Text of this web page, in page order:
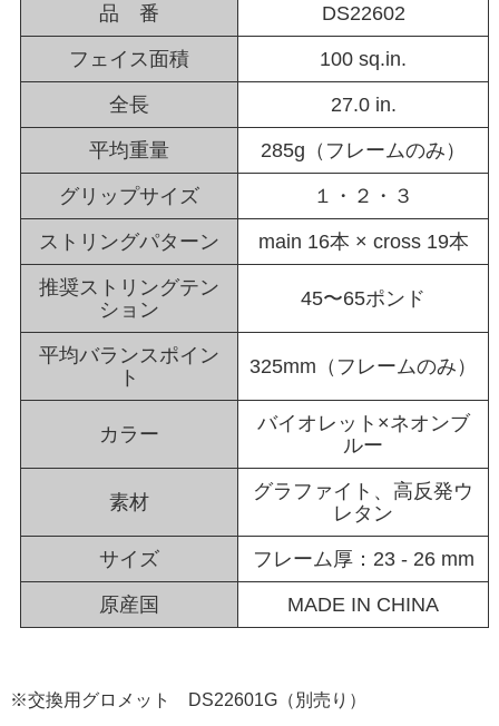
品 番 DS22602
フェイス面積 100 sq.in.
全長 27.0 in.
平均重量 285g（フレームのみ）
グリップサイズ １・２・３
ストリングパターン main 16本 × cross 19本
推奨ストリングテン
ション
45〜65ポンド
平均バランスポイン
ト
325mm（フレームのみ）
カラー
バイオレット×ネオンブ
ルー
素材
グラファイト、高反発ウ
レタン
サイズ フレーム厚：23 - 26 mm
原産国 MADE IN CHINA
※交換用グロメット DS22601G（別売り）